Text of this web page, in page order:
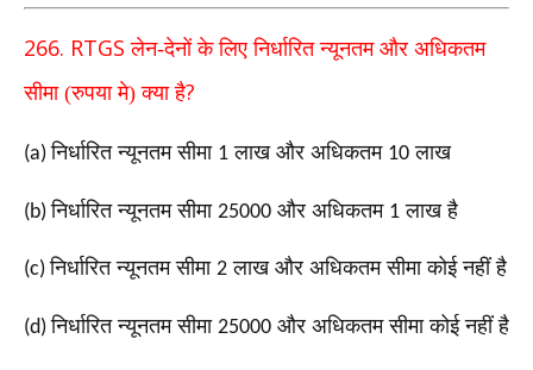
266. RTGSलेन-देनों के लिए निर्धारित न्यूनतम और अधिकतम
सीमा (रुपया मे) क्या है?
(a)निर्धारित न्यूनतम सीमा 1 लाख और अधिकतम 10 लाख
(b)निर्धारित न्यूनतम सीमा 25000 और अधिकतम 1 लाख है
(c)निर्धारित न्यूनतम सीमा 2 लाख और अधिकतम सीमा कोई नहीं है
(d)निर्धारित न्यूनतम सीमा 25000 और अधिकतम सीमा कोई नहीं है